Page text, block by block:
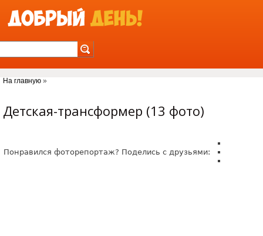
На главную »
Детская-трансформер (13 фото)
Понравился фоторепортаж? Поделись с друзьями: